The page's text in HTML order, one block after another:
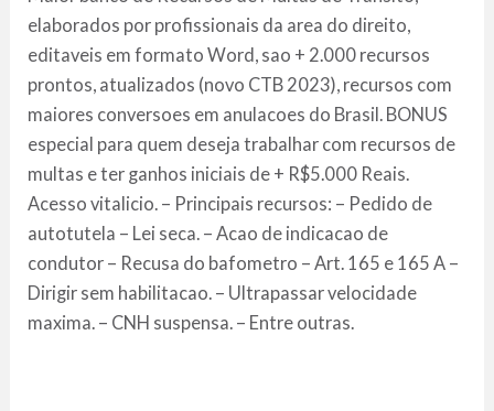
elaborados por profissionais da area do direito,
editaveis em formato Word, sao + 2.000 recursos
prontos, atualizados (novo CTB 2023), recursos com
maiores conversoes em anulacoes do Brasil. BONUS
especial para quem deseja trabalhar com recursos de
multas e ter ganhos iniciais de + R$5.000 Reais.
Acesso vitalicio. – Principais recursos: – Pedido de
autotutela – Lei seca. – Acao de indicacao de
condutor – Recusa do bafometro – Art. 165 e 165 A –
Dirigir sem habilitacao. – Ultrapassar velocidade
maxima. – CNH suspensa. – Entre outras.